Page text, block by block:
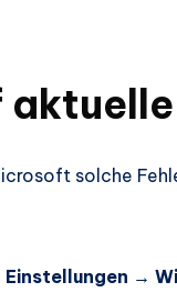
solche
Einstellungen →